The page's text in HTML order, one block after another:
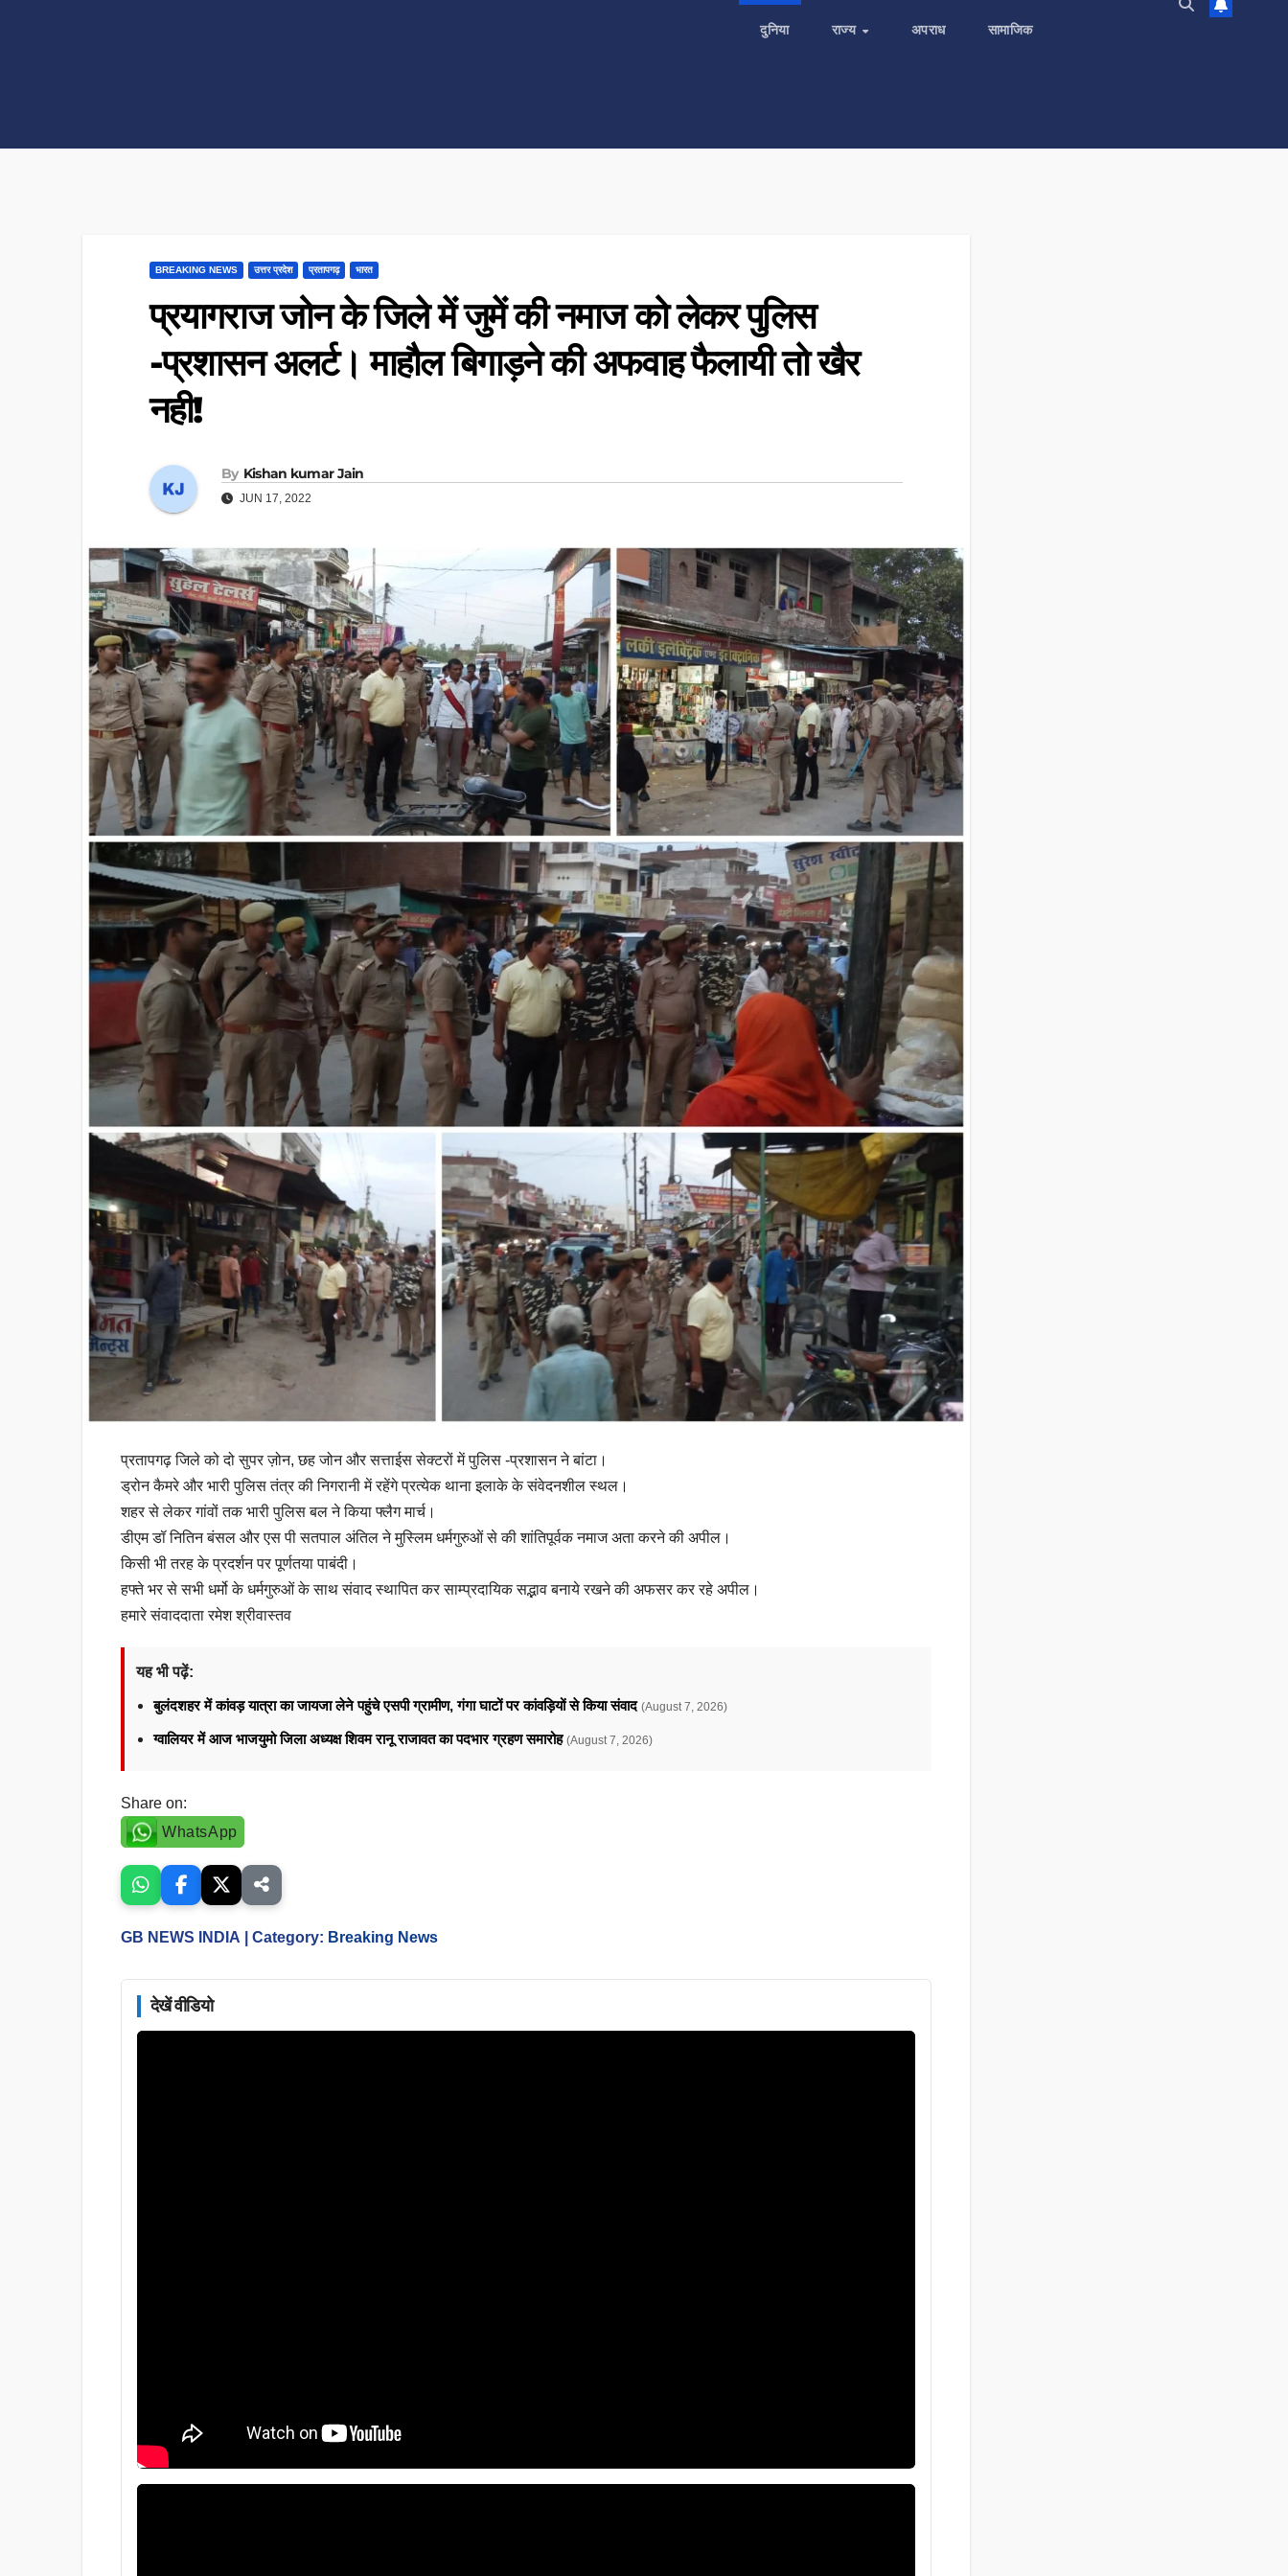
दुनिया राज्य अपराध सामाजिक
BREAKING NEWS उत्तर प्रदेश प्रतापगढ़ भारत
प्रयागराज जोन के जिले में जुमें की नमाज को लेकर पुलिस
-प्रशासन अलर्ट। माहौल बिगाड़ने की अफवाह फैलायी तो खैर
नही!
By Kishan kumar Jain
JUN 17, 2022
प्रतापगढ़ जिले को दो सुपर ज़ोन, छह जोन और सत्ताईस सेक्टरों में पुलिस -प्रशासन ने बांटा।
ड्रोन कैमरे और भारी पुलिस तंत्र की निगरानी में रहेंगे प्रत्येक थाना इलाके के संवेदनशील स्थल।
शहर से लेकर गांवों तक भारी पुलिस बल ने किया फ्लैग मार्च।
डीएम डॉ नितिन बंसल और एस पी सतपाल अंतिल ने मुस्लिम धर्मगुरुओं से की शांतिपूर्वक नमाज अता करने की अपील।
किसी भी तरह के प्रदर्शन पर पूर्णतया पाबंदी।
हफ्ते भर से सभी धर्मो के धर्मगुरुओं के साथ संवाद स्थापित कर साम्प्रदायिक सद्भाव बनाये रखने की अफसर कर रहे अपील।
हमारे संवाददाता रमेश श्रीवास्तव
यह भी पढ़ें:
बुलंदशहर में कांवड़ यात्रा का जायजा लेने पहुंचे एसपी ग्रामीण, गंगा घाटों पर कांवड़ियों से किया संवाद (August 7, 2026)
ग्वालियर में आज भाजयुमो जिला अध्यक्ष शिवम रानू राजावत का पदभार ग्रहण समारोह (August 7, 2026)
Share on:
WhatsApp
GB NEWS INDIA | Category: Breaking News
देखें वीडियो